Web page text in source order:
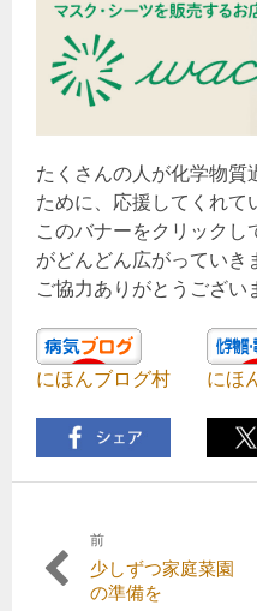
たくさんの人が化学物質
ために、応援してくれて
このバナーをクリックし
がどんどん広がっていき
ご協力ありがとうござい
にほんブログ村 にほ
投
稿
前
前
の
少しずつ家庭菜園
の準備を